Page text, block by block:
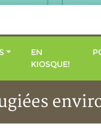
EN
KIOSQUE!